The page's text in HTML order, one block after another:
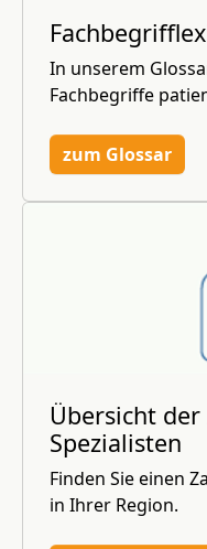
In unserem
Fachbegriffe
zum Glossar
Übersicht
Spezialisten
Finden Sie einen
in Ihrer Region.